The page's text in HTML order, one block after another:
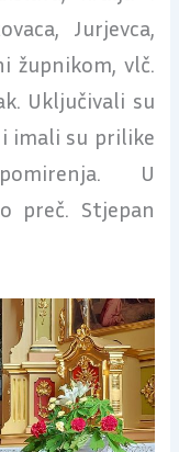
Jurjevca,
župnikom, vlč.
Uključivali su
imali su prilike
U
preč. Stjepan